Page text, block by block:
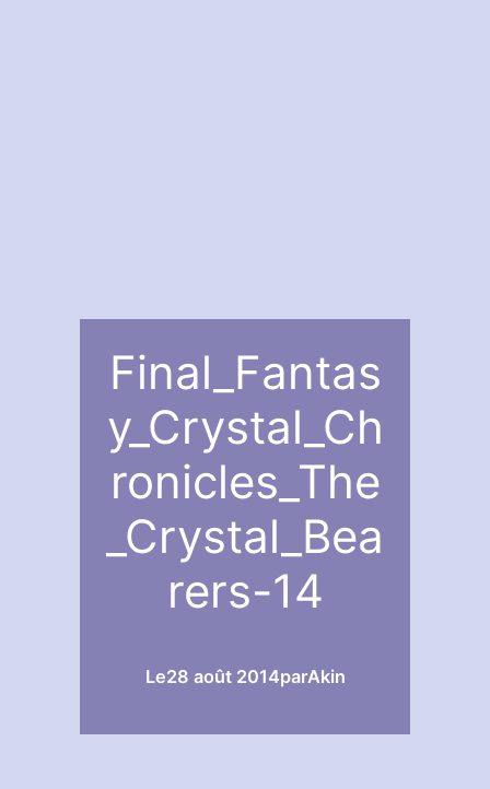
Final_Fantas
y_Crystal_Ch
ronicles_The
_Crystal_Bea
rers-14
Le28 août 2014parAkin